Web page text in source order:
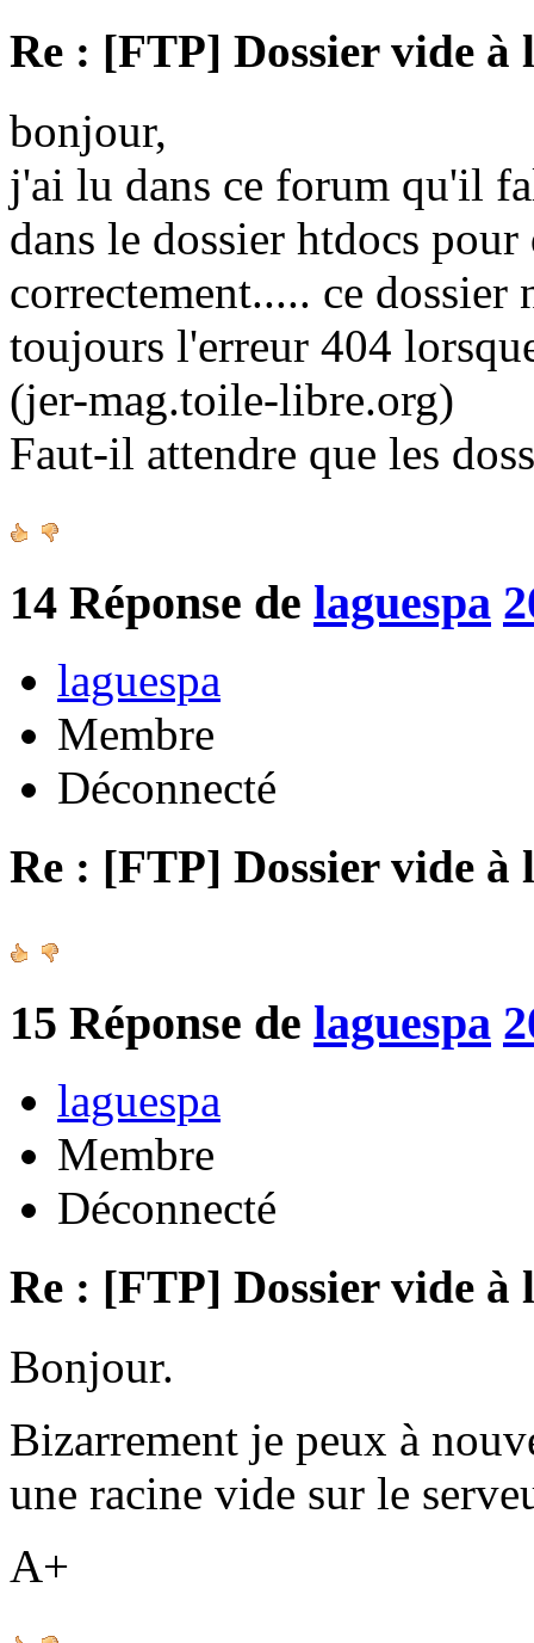
Re : [FTP] Dossier vide à
bonjour,
j'ai lu dans ce forum qu'il
dans le dossier htdocs
correctement..... ce dossier
toujours l'erreur 404
(jer-mag.toile-libre.org)
Faut-il attendre que les
14 Réponse de laguespa
laguespa
Membre
Déconnecté
Re : [FTP] Dossier vide à
15 Réponse de laguespa
laguespa
Membre
Déconnecté
Re : [FTP] Dossier vide à
Bonjour.
Bizarrement je peux à
une racine vide sur le
A+